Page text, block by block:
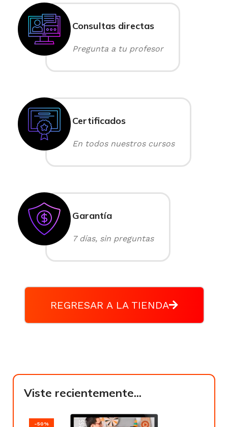
Consultas directas
Pregunta a tu profesor
Certificados
En todos nuestros cursos
Garantía
7 días, sin preguntas
REGRESAR A LA TIENDA
Viste recientemente...
-50%